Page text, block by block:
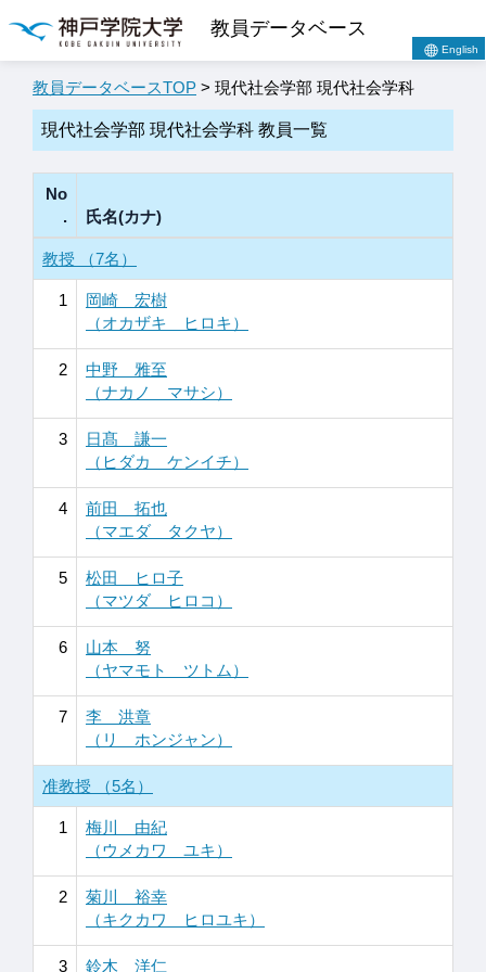
教員データベース
English
教員データベースTOP > 現代社会学部 現代社会学科
現代社会学部 現代社会学科 教員一覧
No
.
氏名(カナ)
教授 （7名）
1
岡崎 宏樹
（オカザキ ヒロキ）
2
中野 雅至
（ナカノ マサシ）
3
日髙 謙一
（ヒダカ ケンイチ）
4
前田 拓也
（マエダ タクヤ）
5
松田 ヒロ子
（マツダ ヒロコ）
6
山本 努
（ヤマモト ツトム）
7
李 洪章
（リ ホンジャン）
准教授 （5名）
1
梅川 由紀
（ウメカワ ユキ）
2
菊川 裕幸
（キクカワ ヒロユキ）
3 鈴木 洋仁